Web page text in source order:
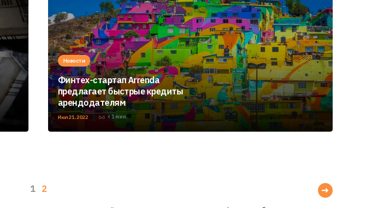
Новости
Финтех-стартап Arrenda
предлагает быстрые кредиты
арендодателям
Июл 21, 2022 < 1 мин.
1 2